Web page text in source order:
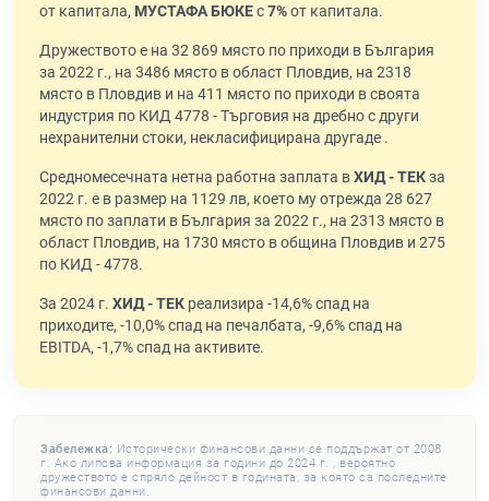
от капитала, МУСТАФА БЮКЕс7%от капитала.
Дружеството е на 32 869 място по приходи в България
за 2022 г., на 3486 място в област Пловдив, на 2318
място в Пловдив и на 411 място по приходи в своята
индустрия по КИД 4778 - Търговия на дребно с други
нехранителни стоки, некласифицирана другаде .
Средномесечната нетна работна заплата вХИД - ТЕКза
2022 г. е в размер на 1129 лв, което му отрежда 28 627
място по заплати в България за 2022 г., на 2313 място в
област Пловдив, на 1730 място в община Пловдив и 275
по КИД - 4778.
За 2024 г. ХИД - ТЕК реализира -14,6% спад на
приходите, -10,0% спад на печалбата, -9,6% спад на
EBITDA, -1,7% спад на активите.
Забележка: Исторически финансови данни се поддържат от 2008
г. Ако липсва информация за години до 2024 г. , вероятно
дружеството е спряло дейност в годината, за която са последните
финансови данни.